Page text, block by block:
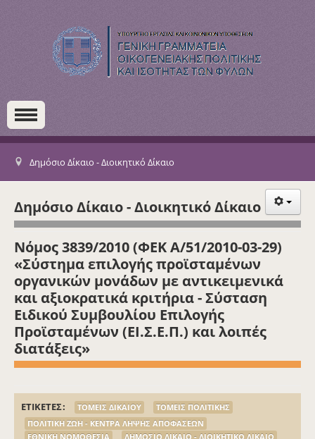
Δημόσιο Δίκαιο - Διοικητικό Δίκαιο
Δημόσιο Δίκαιο - Διοικητικό Δίκαιο
Νόμος 3839/2010 (ΦΕΚ Α/51/2010-03-29)
«Σύστημα επιλογής προϊσταμένων
οργανικών μονάδων με αντικειμενικά
και αξιοκρατικά κριτήρια - Σύσταση
Ειδικού Συμβουλίου Επιλογής
Προϊσταμένων (ΕΙ.Σ.Ε.Π.) και λοιπές
διατάξεις»
ΕΤΙΚΕΤΕΣ ΤΟΜΕΙΣ ΔΙΚΑΙΟΥ
ΤΟΜΕΙΣ ΠΟΛΙΤΙΚΗΣ
ΠΟΛΙΤΙΚΗ ΖΩΗ - ΚΕΝΤΡΑ ΛΗΨΗΣ ΑΠΟΦΑΣΕΩΝ
ΕΘΝΙΚΗ ΝΟΜΟΘΕΣΙΑ
ΔΗΜΟΣΙΟ ΔΙΚΑΙΟ - ΔΙΟΙΚΗΤΙΚΟ ΔΙΚΑΙΟ